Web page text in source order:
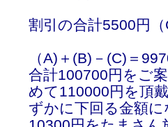
割引の合計5500円（
（A)＋(B)－(C)＝
合計100700円をご
めて110000円を頂
ずかに下回る金額